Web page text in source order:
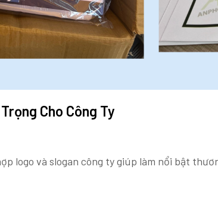
Cho Công Ty
logo và slogan công ty giúp làm nổi bật